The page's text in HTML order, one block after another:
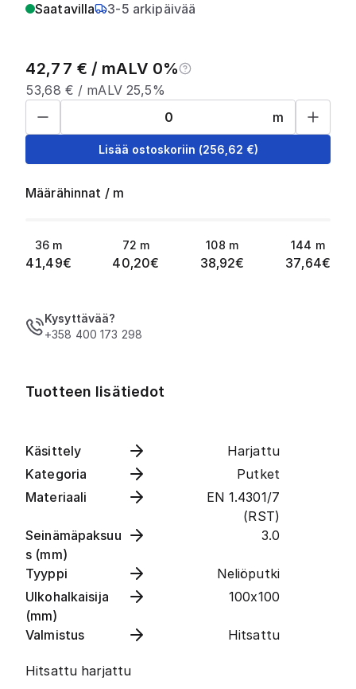
Saatavilla 3-5 arkipäivää
42,77 € / mALV 0%
53,68 € / mALV 25,5%
m
Lisää ostoskoriin (256,62 €)
Määrähinnat / m
36 m
41,49€
72 m
40,20€
108 m
38,92€
144 m
37,64€
Kysyttävää?
+358 400 173 298
Tuotteen lisätiedot
Käsittely
Harjattu
Kategoria
Putket
Materiaali
EN 1.4301/7
(RST)
Seinämäpaksuu
s (mm)
3.0
Tyyppi
Neliöputki
Ulkohalkaisija
(mm)
100x100
Valmistus Hitsattu
Hitsattu harjattu